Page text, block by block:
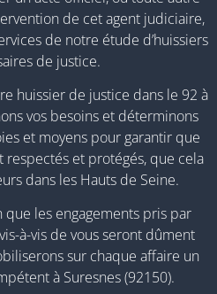
de cet agent judiciaire,
de notre étude d’huissiers
de justice.
huissier de justice dans le 92 à
vos besoins et déterminons
et moyens pour garantir que
et protégés, que cela
dans les Hauts de Seine.
les engagements pris par
à-vis de vous seront dûment
sur chaque affaire un
à Suresnes (92150).